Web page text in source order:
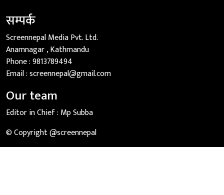
सम्पर्क
Screennepal Media Pvt. Ltd.
Anamnagar , Kathmandu
Phone :9813789494
Email :screennepal@gmail.com
Our team
Editor in Chief : Mp Subba
© Copyright @screennepal